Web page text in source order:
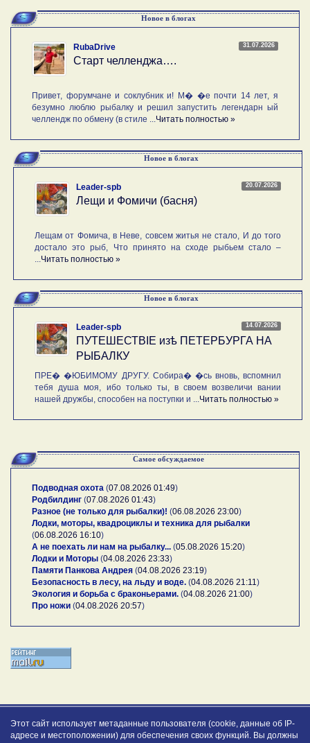
Новое в блогах
31.07.2026
RubaDrive
Старт челленджа….
Привет, форумчане и соклубник и! М� �е почти 14 лет, я
безумно люблю рыбалку и решил запустить легендарн ый
челлендж по обмену (в стиле ... Читать полностью »
Новое в блогах
20.07.2026
Leader-spb
Лещи и Фомичи (басня)
Лещам от Фомича, в Неве, совсем житья не стало, И до того
достало это рыб, Что принято на сходе рыбьем стало –
Читать полностью »
Новое в блогах
14.07.2026
Leader-spb
ПУТЕШЕСТВIE изѣ ПЕТЕРБУРГА НА
РЫБАЛКУ
ПРЕ� �ЮБИМОМУ ДРУГУ. Собира� �сь вновь, вспомнил
тебя душа моя, ибо только ты, в своем возвеличи вании
нашей дружбы, способен на поступки и ... Читать полностью »
Самое обсуждаемое
Подводная охота (07.08.2026 01:49)
Родбилдинг (07.08.2026 01:43)
Разное (не только для рыбалки)! (06.08.2026 23:00)
Лодки, моторы, квадроциклы и техника для рыбалки
(06.08.2026 16:10)
А не поехать ли нам на рыбалку... (05.08.2026 15:20)
Лодки и Моторы (04.08.2026 23:33)
Памяти Панкова Андрея (04.08.2026 23:19)
Безопасность в лесу, на льду и воде. (04.08.2026 21:11 )
Экология и борьба с браконьерами. (04.08.2026 21:00)
Про ножи (04.08.2026 20:57)
Этот сайт использует метаданные пользователя (cookie, данные об IP-
адресе и местоположении) для обеспечения своих функций. Вы должны